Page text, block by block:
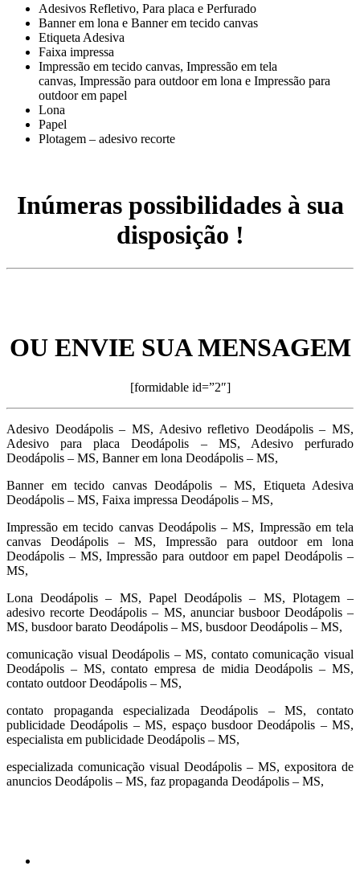
Adesivos Refletivo, Para placa e Perfurado
Banner em lona e Banner em tecido canvas
Etiqueta Adesiva
Faixa impressa
Impressão em tecido canvas, Impressão em tela
canvas, Impressão para outdoor em lona e Impressão para
outdoor em papel
Lona
Papel
Plotagem – adesivo recorte
Inúmeras possibilidades à sua
disposição !
OU ENVIE SUA MENSAGEM
[formidable id=”2″]
Adesivo Deodápolis – MS, Adesivo refletivo Deodápolis – MS,
Adesivo para placa Deodápolis – MS, Adesivo perfurado
Deodápolis – MS, Banner em lona Deodápolis – MS,
Banner em tecido canvas Deodápolis – MS, Etiqueta Adesiva
Deodápolis – MS, Faixa impressa Deodápolis – MS,
Impressão em tecido canvas Deodápolis – MS, Impressão em tela
canvas Deodápolis – MS, Impressão para outdoor em lona
Deodápolis – MS, Impressão para outdoor em papel Deodápolis –
MS,
Lona Deodápolis – MS, Papel Deodápolis – MS, Plotagem –
adesivo recorte Deodápolis – MS, anunciar busboor Deodápolis –
MS, busdoor barato Deodápolis – MS, busdoor Deodápolis – MS,
comunicação visual Deodápolis – MS, contato comunicação visual
Deodápolis – MS, contato empresa de midia Deodápolis – MS,
contato outdoor Deodápolis – MS,
contato propaganda especializada Deodápolis – MS, contato
publicidade Deodápolis – MS, espaço busdoor Deodápolis – MS,
especialista em publicidade Deodápolis – MS,
especializada comunicação visual Deodápolis – MS, expositora de
anuncios Deodápolis – MS, faz propaganda Deodápolis – MS,